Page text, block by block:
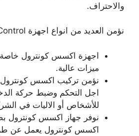
والاحتراف.
نؤمن العديد من انواع اجهزة Access Control ومنها:
اجهزة اكسس كونترول
ميزات عالية.
نؤمن تركيب اكسس كونترول
اجل التحكم وضبط حركة
للأشخاص أو الاليات في
نوفر جهاز اكسس كونترول
اكسس كونترول يعمل عن